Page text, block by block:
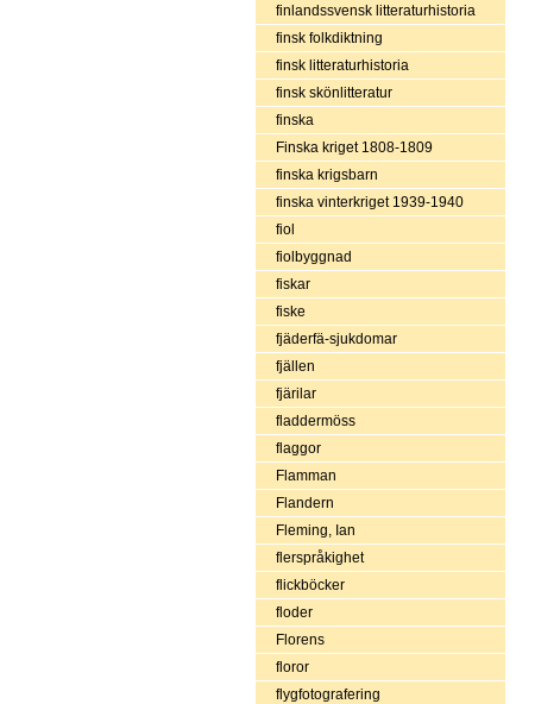
finlandssvensk litteraturhistoria
finsk folkdiktning
finsk litteraturhistoria
finsk skönlitteratur
finska
Finska kriget 1808-1809
finska krigsbarn
finska vinterkriget 1939-1940
fiol
fiolbyggnad
fiskar
fiske
fjäderfä-sjukdomar
fjällen
fjärilar
fladdermöss
flaggor
Flamman
Flandern
Fleming, Ian
flerspråkighet
flickböcker
floder
Florens
floror
flygfotografering